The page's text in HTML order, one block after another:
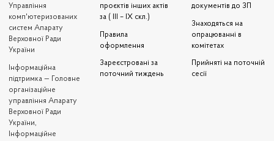
Управління
комп'ютеризованих
систем Апарату
Верховної Ради
України
Iнформаційна
підтримка — Головне
організаційне
управління Апарату
Верховної Ради
України,
Інформаційне
проєктів інших актів
за ( III – IX скл.)
Правила
оформлення
Зареєстровані за
поточний тиждень
документів до ЗП
Знаходяться на
опрацюванні в
комітетах
Прийняті на поточній
сесії